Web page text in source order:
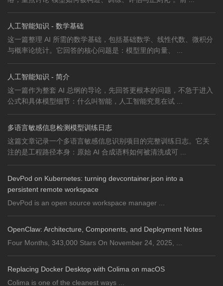
人工智能知识 - 数学基础
这一篇整理 AI 所需的数学基础，包括基础数学、线性代数、微积分
与概率论统计。它回答的核心问题是：模型里的向量、 ...
人工智能知识 - 简介
这一篇作为整套 AI 总纲的导论，先回答更根本的问题，不急于进入
公式和具体模型细节：什么叫智能，人工智能究竟在试 ...
多语言敏感信息检测模型训练日志
这篇文章记录一个多语言敏感信息识别项目的完整训练日志。它关
注的是工程路径本身：原始 AI 合成语料如何被清洗成可 ...
DevPod on Kubernetes: turning devcontainer.json into a
persistent remote workspace
DevPod is an open source workspace manager ...
OpenClaw: Architecture, Components, and Deployment Notes
Four Months, 343,000 Stars On November 24, 2025, ...
Replacing Docker Desktop with Colima on macOS
Colima is one of the cleanest ways ...